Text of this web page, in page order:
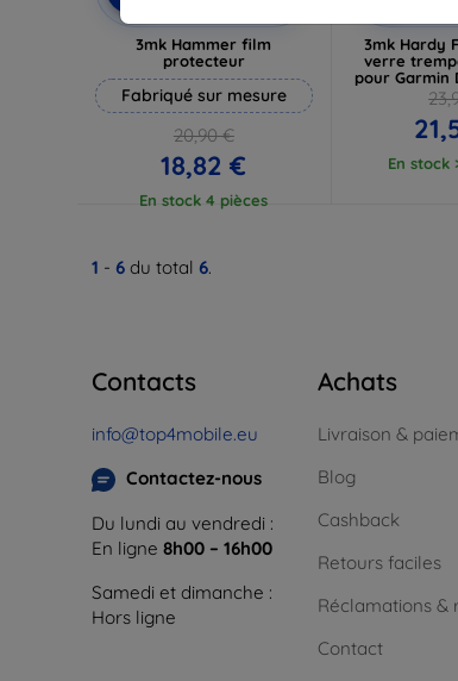
3mk Hammer film
protecteur
Fabriqué sur mesure
20,90 €
18,82 €
En stock 4 pièces
3mk Hardy
verre
pour Garmin
En stock
1 - 6 du total 6.
Contacts
info@top4mobile.eu
Contactez-nous
Du lundi au vendredi :
En ligne 8h00 – 16h00
Samedi et dimanche :
Hors ligne
Achats
Livraison &
Blog
Cashback
Retours faciles
Réclamations &
Contact